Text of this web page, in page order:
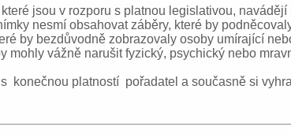
jsou v rozporu s platnou legislativou,
nesmí obsahovat záběry, které by
by bezdůvodně zobrazovaly osoby umírající
mohly vážně narušit fyzický, psychický nebo
konečnou platností pořadatel a současně si